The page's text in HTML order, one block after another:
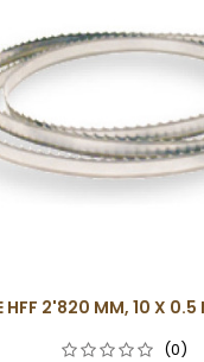
HFF 2'820 MM, 10 X 0.5
(0)